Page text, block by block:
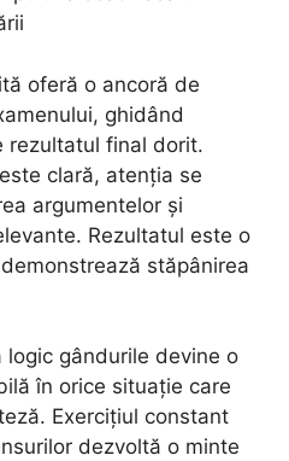
oferă o ancoră de
ghidând
rezultatul final dorit.
clară, atenția se
argumentelor și
Rezultatul este o
stăpânirea
gândurile devine o
în orice situație care
Exercițiul constant
dezvoltă o minte